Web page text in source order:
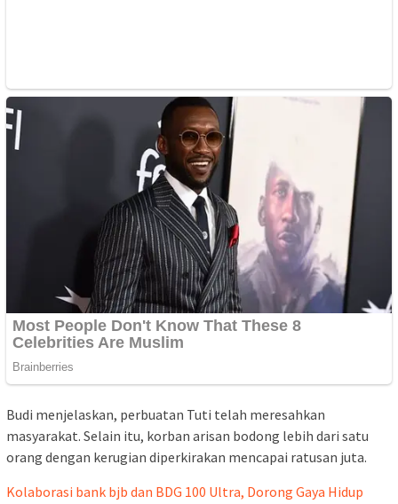
Budi menjelaskan, perbuatan Tuti telah meresahkan
masyarakat. Selain itu, korban arisan bodong lebih dari satu
orang dengan kerugian diperkirakan mencapai ratusan juta.
Kolaborasi bank bjb dan BDG 100 Ultra, Dorong Gaya Hidup